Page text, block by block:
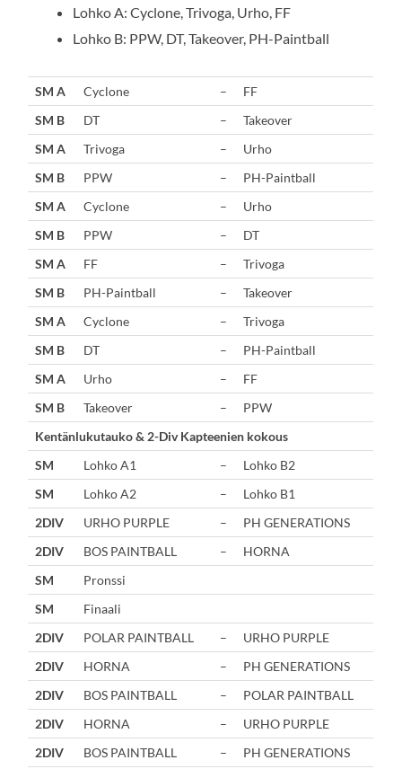
Lohko A: Cyclone, Trivoga, Urho, FF
Lohko B: PPW, DT, Takeover, PH-Paintball
SM A Cyclone –
FF
SM B
DT –
Takeover
SM A
Trivoga –
Urho
SM B
PPW –
PH-Paintball
SM A
Cyclone –
Urho
SM B
PPW –
DT
SM A
FF –
Trivoga
SM B
PH-Paintball –
Takeover
SM A
Cyclone –
Trivoga
SM B
DT –
PH-Paintball
SM A
Urho –
FF
SM B
Takeover –
PPW
Kentänlukutauko & 2-Div Kapteenien kokous
SM
Lohko A1 –
Lohko B2
SM
Lohko A2 –
Lohko B1
2DIV
URHO PURPLE –
PH GENERATIONS
2DIV
BOS PAINTBALL –
HORNA
SM
Pronssi
SM
Finaali
2DIV
POLAR PAINTBALL –
URHO PURPLE
2DIV
HORNA –
PH GENERATIONS
2DIV
BOS PAINTBALL –
POLAR PAINTBALL
2DIV
HORNA –
URHO PURPLE
2DIV
BOS PAINTBALL –
PH GENERATIONS